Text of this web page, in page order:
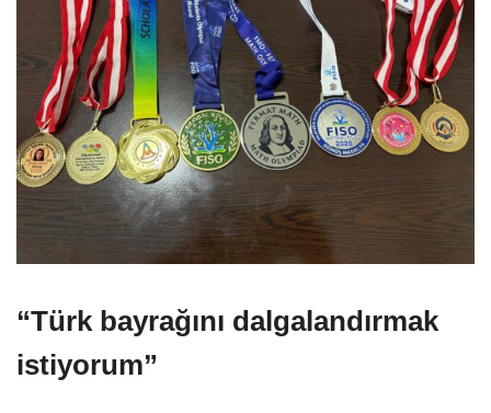
“Türk bayrağını dalgalandırmak
istiyorum”